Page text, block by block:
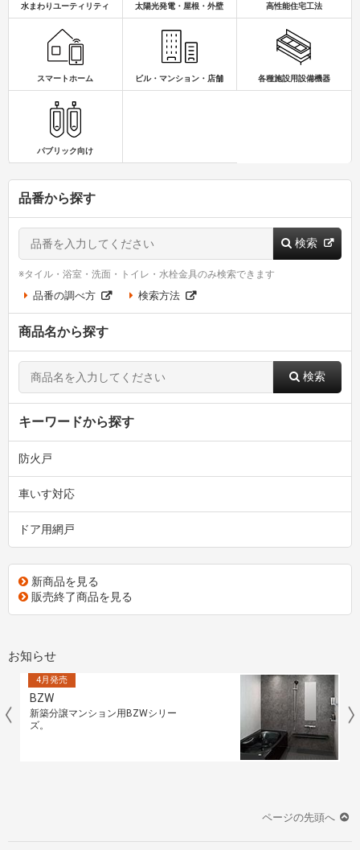
水まわりユーティリティ 太陽光発電・屋根・外壁 高性能住宅工法
スマートホーム ビル・マンション・店舗 各種施設用設備機器
パブリック向け
品番から探す
検索
※タイル・浴室・洗面・トイレ・水栓金具のみ検索できます
品番の調べ方 検索方法
商品名から探す
検索
キーワードから探す
防火戸
車いす対応
ドア用網戸
新商品を見る
販売終了商品を見る
お知らせ
BZW
4月発売
新築分譲マンション用BZWシリー
ズ。
ページの先頭へ